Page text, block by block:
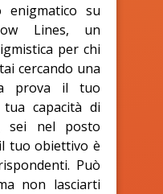
su
Lines, un
per chi
cercando una
prova il tuo
capacità di
sei nel posto
tuo obiettivo è
Può
non lasciarti